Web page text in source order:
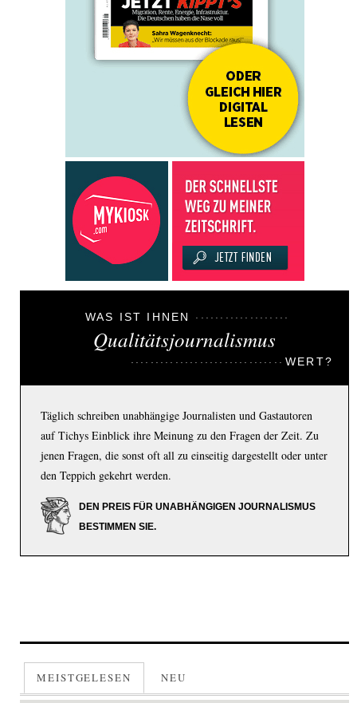
WAS IST IHNEN
Qualitätsjournalismus
WERT?
Täglich schreiben unabhängige Journalisten und Gastautoren
auf Tichys Einblick ihre Meinung zu den Fragen der Zeit. Zu
jenen Fragen, die sonst oft all zu einseitig dargestellt oder unter
den Teppich gekehrt werden.
DEN PREIS FÜR UNABHÄNGIGEN JOURNALISMUS
BESTIMMEN SIE.
MEISTGELESEN NEU